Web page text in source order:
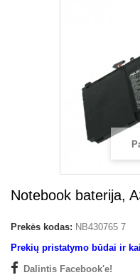
Notebook baterija,
Prekės kodas: NB430765 7
Prekių pristatymo būdai ir
Dalintis Facebook'e!